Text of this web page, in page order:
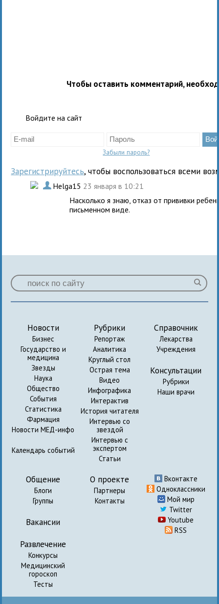
Чтобы оставить комментарий,
Войдите на сайт
Забыли пароль?
Зарегистрируйтесь, чтобы воспользоваться всеми
. Helga15 23 января в 10:21
Насколько я знаю, отказ от прививки
письменном виде.
Новости
Бизнес
Государство и
медицина
Звезды
Наука
Общество
События
Статистика
Фармация
Новости МЕД-инфо
Календарь событий
Рубрики
Репортаж
Аналитика
Круглый стол
Острая тема
Видео
Инфографика
Интерактив
История читателя
Интервью со
звездой
Интервью с
экспертом
Статьи
Справочник
Лекарства
Учреждения
Консультации
Рубрики
Наши врачи
Общение
Блоги
Группы
Вакансии
Развлечение
Конкурсы
Медицинский
гороскоп
Тесты
О проекте
Партнеры
Контакты
Вконтакте
Одноклассники
Мой мир
Twitter
Youtube
RSS